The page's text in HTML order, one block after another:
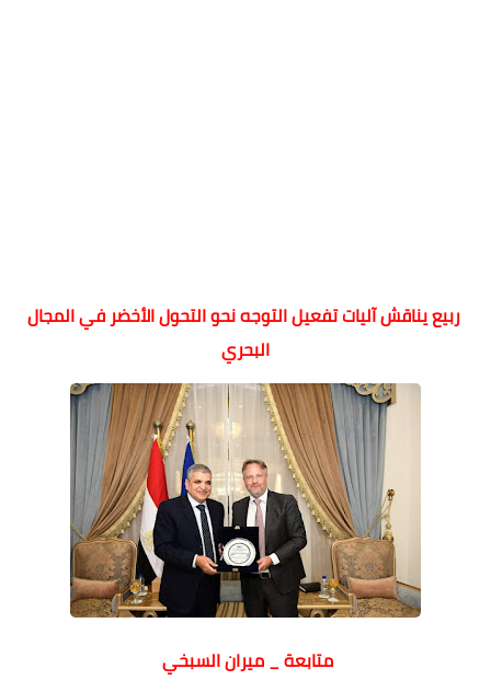
ربيع يناقش آليات تفعيل التوجه نحو التحول الأخضر في المجال
البحري
متابعة _ ميران السبخي